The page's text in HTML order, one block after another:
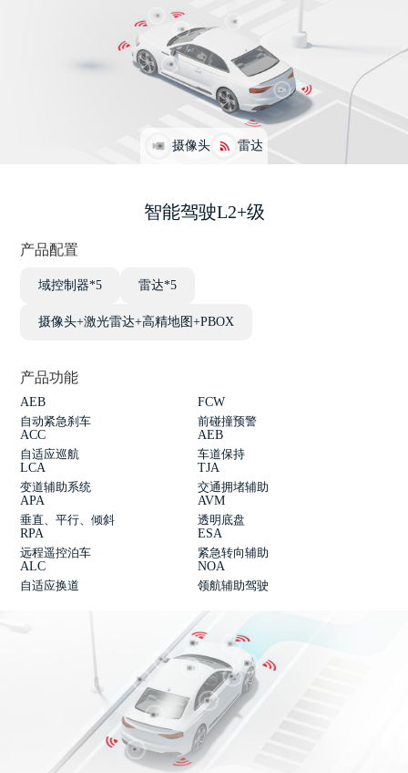
摄像头 雷达
智能驾驶L2+级
产品配置
域控制器*5 雷达*5
摄像头+激光雷达+高精地图+PBOX
产品功能
AEB
自动紧急刹车
FCW
前碰撞预警
ACC
自适应巡航
AEB
车道保持
LCA
变道辅助系统
TJA
交通拥堵辅助
APA
垂直、平行、倾斜
AVM
透明底盘
RPA
远程遥控泊车
ESA
紧急转向辅助
ALC
自适应换道
NOA
领航辅助驾驶